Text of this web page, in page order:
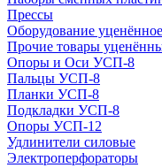
Прессы
Оборудование уценённое
Прочие товары
Опоры и Оси УСП-8
Пальцы УСП-8
Планки УСП-8
Подкладки УСП-8
Опоры УСП-12
Удлинители силовые
Электроперфораторы